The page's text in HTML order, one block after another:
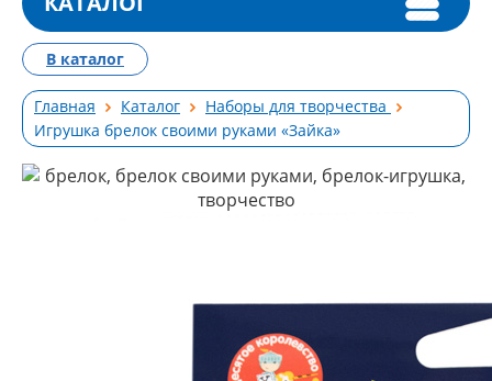
Главная Каталог
Наборы для творчества
Игрушка брелок своими руками «Зайка»
В каталог